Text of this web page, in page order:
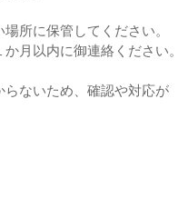
所に保管してください。
月以内に御連絡ください。
ないため、確認や対応が